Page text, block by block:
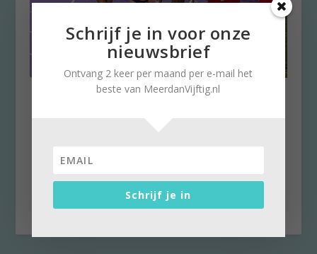
Olympische Spelen: nog even
Nog één keer dan de Olympische Spelen:
Schrijf je in voor onze
nieuwsbrief
Ontvang 2 keer per maand per e-mail het
beste van MeerdanVijftig.nl
Schrijf je in